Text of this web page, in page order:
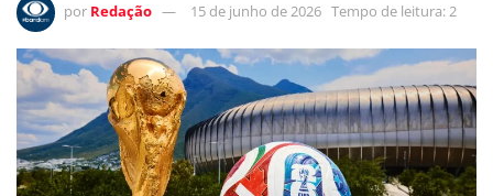
por Redação 15 de junho de 2026 Tempo de leitura: 2